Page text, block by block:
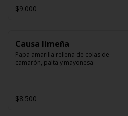
$9.000
Causa limeña
Papa amarilla rellena de colas de
camarón, palta y mayonesa
$8.500